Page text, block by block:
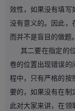
效性，如果没有填写
没有意义的。因此，
而并不是盲目的做题。
其二要在指定的
卷的位置出现错误的
程中，只有严格的按
要的，如果没有在制
此对大家来讲，在